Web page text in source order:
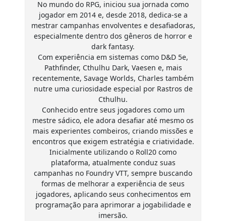
No mundo do RPG, iniciou sua jornada como
jogador em 2014 e, desde 2018, dedica-se a
mestrar campanhas envolventes e desafiadoras,
especialmente dentro dos gêneros de horror e
dark fantasy.
Com experiência em sistemas como D&D 5e,
Pathfinder, Cthulhu Dark, Vaesen e, mais
recentemente, Savage Worlds, Charles também
nutre uma curiosidade especial por Rastros de
Cthulhu.
Conhecido entre seus jogadores como um
mestre sádico, ele adora desafiar até mesmo os
mais experientes combeiros, criando missões e
encontros que exigem estratégia e criatividade.
Inicialmente utilizando o Roll20 como
plataforma, atualmente conduz suas
campanhas no Foundry VTT, sempre buscando
formas de melhorar a experiência de seus
jogadores, aplicando seus conhecimentos em
programação para aprimorar a jogabilidade e
imersão.